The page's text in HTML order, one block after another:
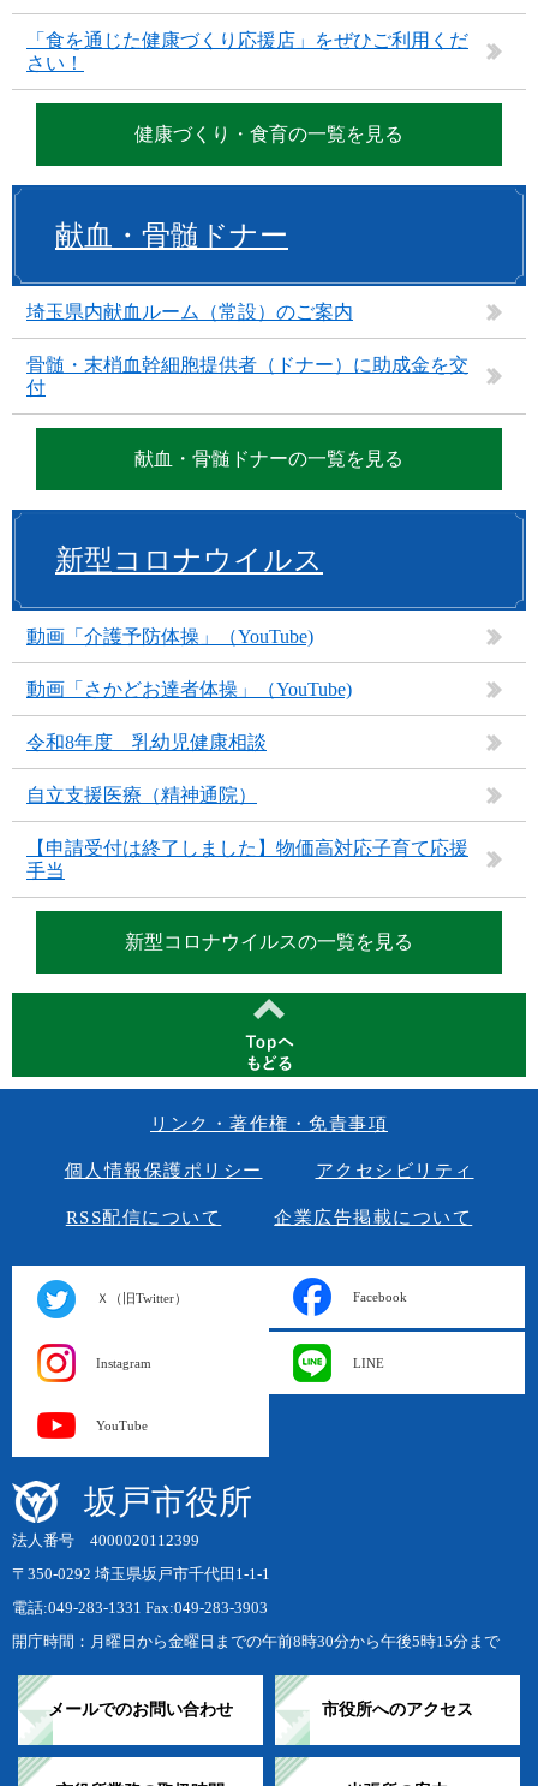
「食を通じた健康づくり応援店」をぜひご利用くだ
さい！
健康づくり・食育の一覧を見る
献血・骨髄ドナー
埼玉県内献血ルーム（常設）のご案内
骨髄・末梢血幹細胞提供者（ドナー）に助成金を交
付
献血・骨髄ドナーの一覧を見る
新型コロナウイルス
動画「介護予防体操」（YouTube)
動画「さかどお達者体操」（YouTube)
令和8年度 乳幼児健康相談
自立支援医療（精神通院）
【申請受付は終了しました】物価高対応子育て応援
手当
新型コロナウイルスの一覧を見る
リンク・著作権・免責事項
個人情報保護ポリシー アクセシビリティ
RSS配信について 企業広告掲載について
Ｘ（旧Twitter） Facebook
Instagram LINE
YouTube
坂戸市役所
法人番号 4000020112399
〒350-0292 埼玉県坂戸市千代田1-1-1
電話:049-283-1331 Fax:049-283-3903
開庁時間：月曜日から金曜日までの午前8時30分から午後5時15分まで
メールでのお問い合わせ 市役所へのアクセス